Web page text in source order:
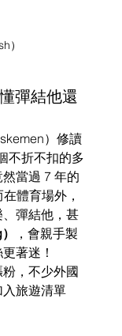
）
彈結他還
）修讀
不折不扣的多
當過 7 年的
體育場外，
彈結他，甚
，會親手製
著迷！
，不少外國
旅遊清單